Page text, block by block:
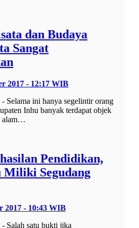
dan Budaya
Sangat
2017 - 12:17 WIB
ini hanya segelintir orang
Inhu banyak terdapat objek
alam…
Pendidikan,
Segudang
2017 - 10:43 WIB
satu bukti jika